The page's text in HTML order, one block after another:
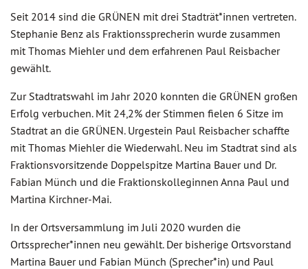
Seit 2014 sind die GRÜNEN mit drei Stadträt*innen vertreten.
Stephanie Benz als Fraktionssprecherin wurde zusammen
mit Thomas Miehler und dem erfahrenen Paul Reisbacher
gewählt.
Zur Stadtratswahl im Jahr 2020 konnten die GRÜNEN großen
Erfolg verbuchen. Mit 24,2% der Stimmen fielen 6 Sitze im
Stadtrat an die GRÜNEN. Urgestein Paul Reisbacher schaffte
mit Thomas Miehler die Wiederwahl. Neu im Stadtrat sind als
Fraktionsvorsitzende Doppelspitze Martina Bauer und Dr.
Fabian Münch und die Fraktionskolleginnen Anna Paul und
Martina Kirchner-Mai.
In der Ortsversammlung im Juli 2020 wurden die
Ortssprecher*innen neu gewählt. Der bisherige Ortsvorstand
Martina Bauer und Fabian Münch (Sprecher*in) und Paul